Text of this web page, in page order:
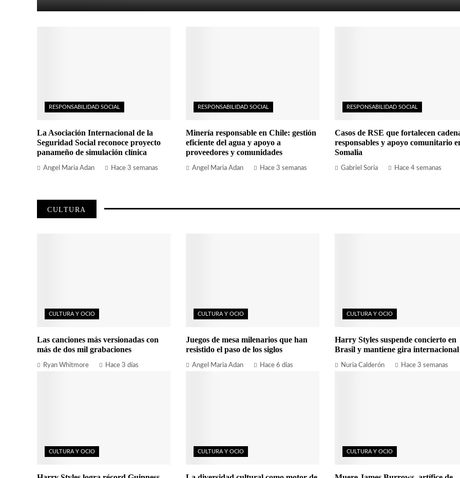
RESPONSABILIDAD SOCIAL
La Asociación Internacional de la
Seguridad Social reconoce proyecto
panameño de simulación clínica
Angel Maria Adan Hace 3 semanas
RESPONSABILIDAD SOCIAL
Minería responsable en Chile: gestión
eficiente del agua y apoyo a
proveedores y comunidades
Angel Maria Adan Hace 3 semanas
RESPONSABILIDAD SOCIAL
Casos de RSE que fortalecen
responsables y apoyo comunitario
Somalia
Gabriel Soria Hace 4 semanas
CULTURA
CULTURA Y OCIO
Las canciones más versionadas con
más de dos mil grabaciones
Ryan Whitmore Hace 3 días
CULTURA Y OCIO
Juegos de mesa milenarios que han
resistido el paso de los siglos
Angel Maria Adan Hace 6 días
CULTURA Y OCIO
Harry Styles suspende concierto en
Brasil y mantiene gira internacional
Nuria Calderón Hace 3 semanas
CULTURA Y OCIO CULTURA Y OCIO CULTURA Y OCIO